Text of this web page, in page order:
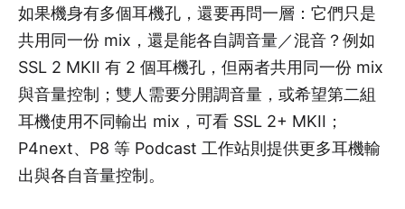
如果機身有多個耳機孔，還要再問一層：它們只是
共用同一份 mix，還是能各自調音量／混音？例如
SSL 2 MKII 有 2 個耳機孔，但兩者共用同一份 mix
與音量控制；雙人需要分開調音量，或希望第二組
耳機使用不同輸出 mix，可看 SSL 2+ MKII；
P4next、P8 等 Podcast 工作站則提供更多耳機輸
出與各自音量控制。